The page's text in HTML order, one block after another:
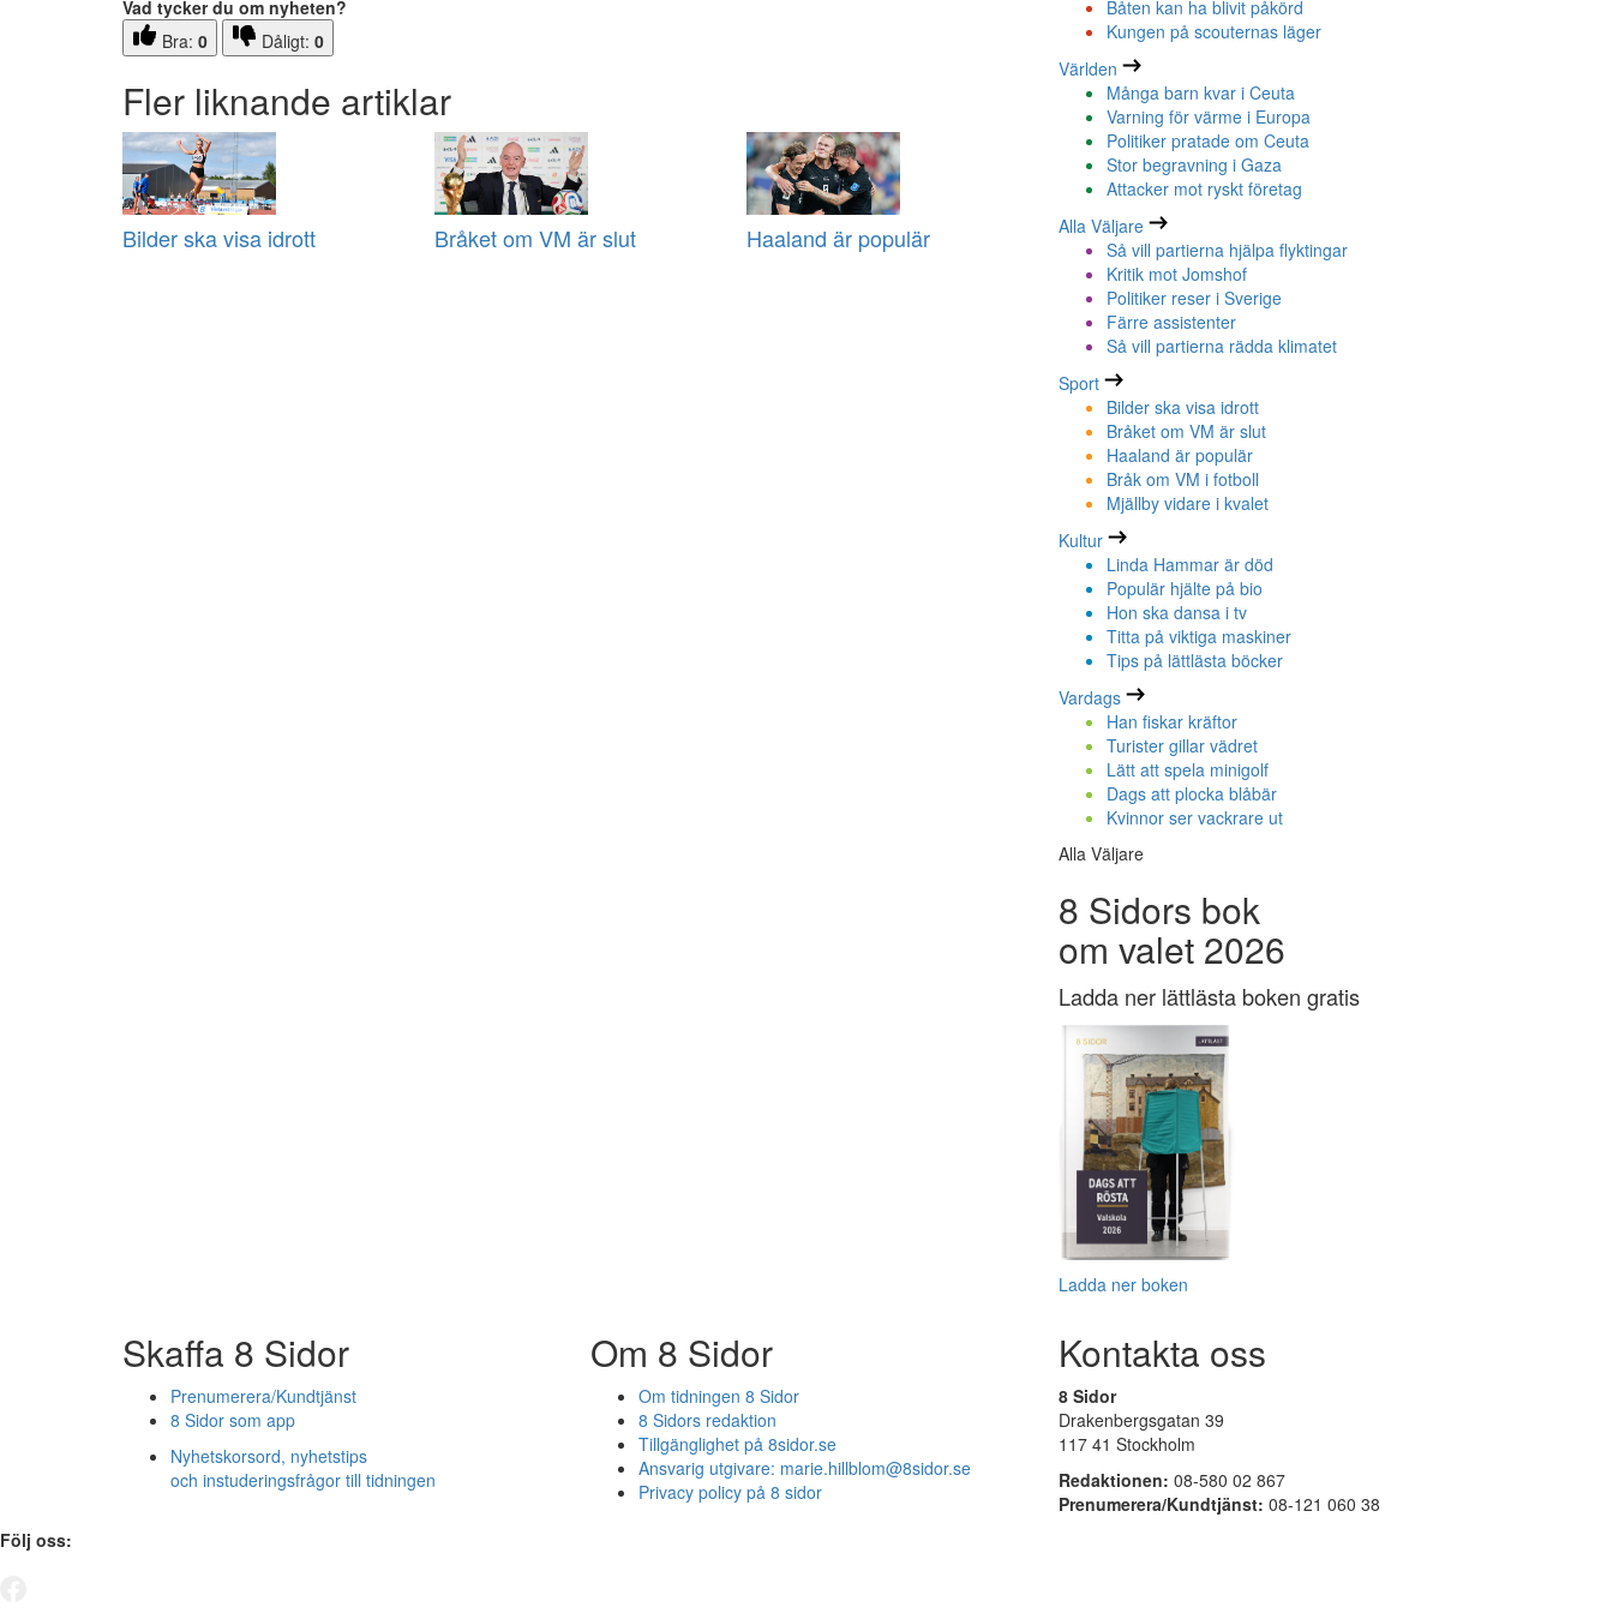
Vad tycker du om nyheten?
Bra: 0 Dåligt: 0
Fler liknande artiklar
Bilder ska visa idrott Bråket om VM är slut Haaland är populär
Båten kan ha blivit påkörd
Kungen på scouternas läger
Världen
Många barn kvar i Ceuta
Varning för värme i Europa
Politiker pratade om Ceuta
Stor begravning i Gaza
Attacker mot ryskt företag
Alla Väljare
Så vill partierna hjälpa flyktingar
Kritik mot Jomshof
Politiker reser i Sverige
Färre assistenter
Så vill partierna rädda klimatet
Sport
Bilder ska visa idrott
Bråket om VM är slut
Haaland är populär
Bråk om VM i fotboll
Mjällby vidare i kvalet
Kultur
Linda Hammar är död
Populär hjälte på bio
Hon ska dansa i tv
Titta på viktiga maskiner
Tips på lättlästa böcker
Vardags
Han fiskar kräftor
Turister gillar vädret
Lätt att spela minigolf
Dags att plocka blåbär
Kvinnor ser vackrare ut
Alla Väljare
8 Sidors bok
om valet 2026
Ladda ner lättlästa boken gratis
Ladda ner boken
Skaffa 8 Sidor
Prenumerera/Kundtjänst
8 Sidor som app
Nyhetskorsord, nyhetstips
och instuderingsfrågor till tidningen
Om 8 Sidor
Om tidningen 8 Sidor
8 Sidors redaktion
Tillgänglighet på 8sidor.se
Ansvarig utgivare: marie.hillblom@8sidor.se
Privacy policy på 8 sidor
Kontakta oss
8 Sidor
Drakenbergsgatan 39
117 41 Stockholm
Redaktionen: 08-580 02 867
Prenumerera/Kundtjänst: 08-121 060 38
Följ oss: